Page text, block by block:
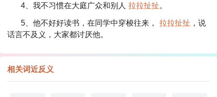
4、我不习惯在大庭广众和别人 拉拉扯扯。
5、他不好好读书，在同学中穿梭往来， 拉拉扯扯 ，说
话言不及义，大家都讨厌他。
相关词近反义